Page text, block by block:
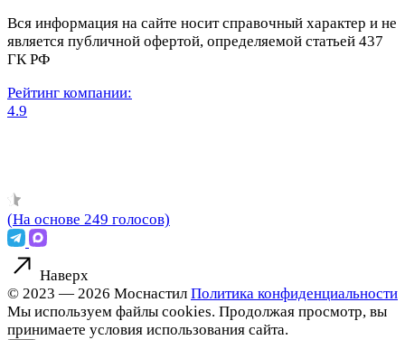
Вся информация на сайте носит справочный характер и не
является публичной офертой, определяемой статьей 437
ГК РФ
Рейтинг компании:
4.9
(На основе 249 голосов)
Наверх
© 2023 — 2026 Моснастил Политика конфиденциальности
Мы используем файлы cookies. Продолжая просмотр, вы
принимаете условия использования сайта.